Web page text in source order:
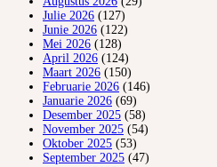
Julie 2026 (127)
Junie 2026 (122)
Mei 2026 (128)
April 2026 (124)
Maart 2026 (150)
Februarie 2026 (146)
Januarie 2026 (69)
Desember 2025 (58)
November 2025 (54)
Oktober 2025 (53)
September 2025 (47)